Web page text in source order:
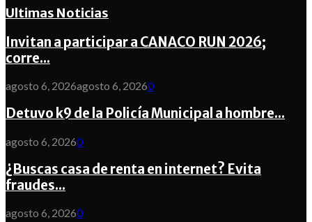
Ultimas Noticias
Invitan a participar a CANACO RUN 2026;
corre...
agosto 6, 2026agosto 6, 20260
Detuvo k9 de la Policía Municipal a hombre...
agosto 6, 20260
¿Buscas casa de renta en internet? Evita
fraudes...
agosto 6, 20260